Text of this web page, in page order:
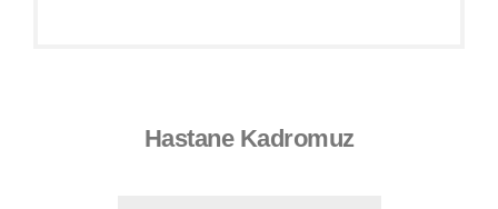
Hastane Kadromuz